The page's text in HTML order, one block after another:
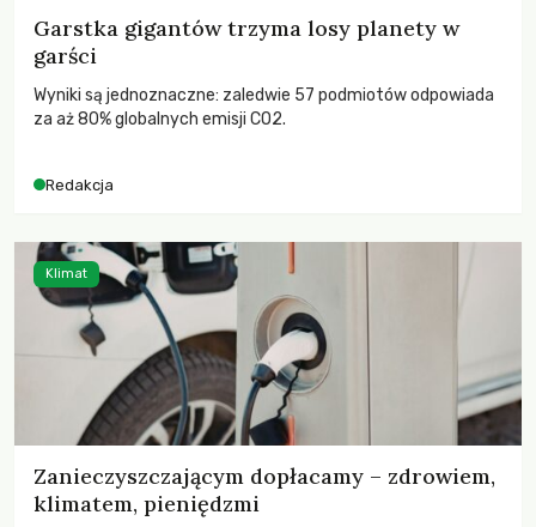
Garstka gigantów trzyma losy planety w
garści
Wyniki są jednoznaczne: zaledwie 57 podmiotów odpowiada
za aż 80% globalnych emisji CO2.
Redakcja
Zanieczyszczającym dopłacamy – zdrowiem,
klimatem, pieniędzmi
Klimat